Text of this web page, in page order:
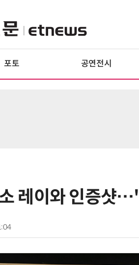
포토 공연전시
레이와 인증샷